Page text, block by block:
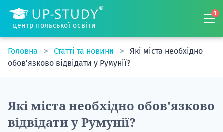
центр польської освіти
1
Головна Статті та новини
Які міста необхідно
обов'язково відвідати у Румунії?
Які міста необхідно обов'язково
відвідати у Румунії?